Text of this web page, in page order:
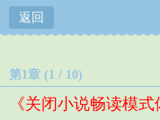
返回
第1章 (1 / 10)
《关闭小说畅读模式